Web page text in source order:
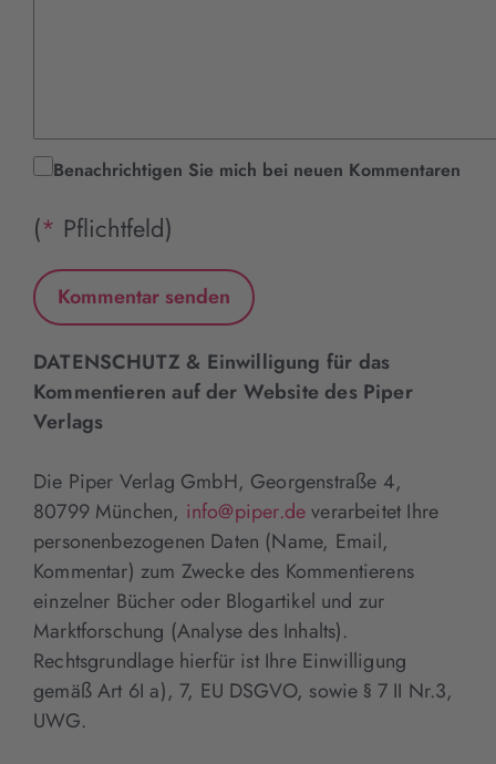
Benachrichtigen Sie mich bei neuen Kommentaren
(* Pflichtfeld)
DATENSCHUTZ & Einwilligung für das
Kommentieren auf der Website des Piper
Verlags
Die Piper Verlag GmbH, Georgenstraße 4,
80799 München, info@piper.deverarbeitet Ihre
personenbezogenen Daten (Name, Email,
Kommentar) zum Zwecke des Kommentierens
einzelner Bücher oder Blogartikel und zur
Marktforschung (Analyse des Inhalts).
Rechtsgrundlage hierfür ist Ihre Einwilligung
gemäß Art 6I a), 7, EU DSGVO, sowie § 7 II Nr.3,
UWG.